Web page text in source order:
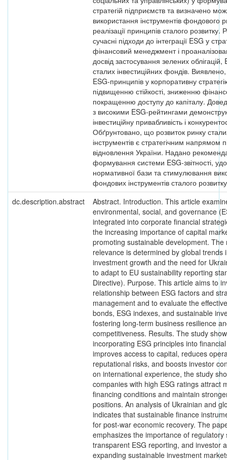
стратегій підприємств та визначено
використання інструментів фондового
реалізації принципів сталого розвитку.
сучасні підходи до інтеграції ESG у
фінансовий менеджмент і
досвід застосування зелених облігацій,
сталих інвестиційних фондів.
ESG-принципів у корпоративну
підвищенню стійкості, зниженню
покращенню доступу до капіталу.
з високими ESG-рейтингами
інвестиційну привабливість і
Обґрунтовано, що розвиток ринку
інструментів є стратегічним напрямом
відновлення України. Надано
формування системи ESG-звітності,
нормативної бази та стимулювання
фондових інструментів сталого
dc.description.abstract
Abstract. Introduction. This article
environmental, social, and governance
integrated into corporate financial
the increasing importance of capital
promoting sustainable development. The
relevance is determined by global trends
investment growth and the need for
to adapt to EU sustainability reporting
Directive). Purpose. This article aims to
relationship between ESG factors and
management and to evaluate the
bonds, ESG indexes, and sustainable
fostering long-term business resilience
competitiveness. Results. The study
incorporating ESG principles into
improves access to capital, reduces
reputational risks, and boosts investor
on international experience, the study
companies with high ESG ratings attract
financing conditions and maintain
positions. An analysis of Ukrainian and
indicates that sustainable finance
for post-war economic recovery. The
emphasizes the importance of regulatory
transparent ESG reporting, and investor
expanding sustainable investment